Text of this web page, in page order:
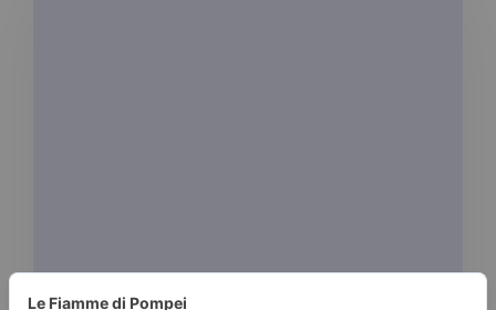
LAURA CAMMARERI